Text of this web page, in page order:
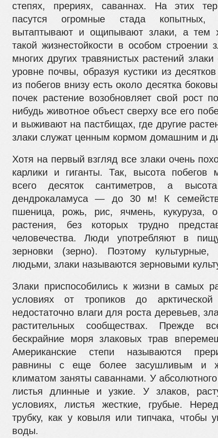
степях, прериях, саваннах. На этих
пасутся огромные стада копытных,
вытаптывают и ощипывают злаки, а тем
такой жизнестойкости в осо­бом строении
многих других травянистых растений
уровне почвы, образуя кустики из
из по­бегов внизу есть около десятка
почек растение возоб­новляет свой рост
нибудь животное объест сверху все его
и выживают на пастбищах, где другие
злаки служат ценным кормом домашним и
Хотя на первый взгляд все злаки очень
карлики и гиганты. Так, высота побегов
всего десяток сантиметров, а
дендрокаламуса — до 30 м! К
пшеница, рожь, рис, ячмень,
растения, без которых трудно
человечества. Люди употребляют в
зерновки (зерно). Поэтому
людьми, зла­ки называются зерновыми
Злаки приспособились к жизни в самых
условиях от тропиков до
недостаточно влаги для роста деревь­ев,
растительных сообществах. Прежде
бескрайние моря злаковых трав
Американские степи называются
равнины с еще более засушливым и
климатом заняты саваннами. У
листья длинные и узкие. У злаков,
условиях, листья жест­кие, грубые.
трубку, как у ковыля или типчака, чтобы
воды.